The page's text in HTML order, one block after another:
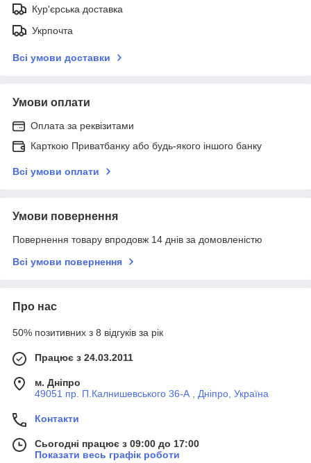
Кур'єрська доставка
Укрпочта
Всі умови доставки
Умови оплати
Оплата за реквізитами
Карткою Приватбанку або будь-якого іншого банку
Всі умови оплати
Умови повернення
Повернення товару впродовж 14 днів за домовленістю
Всі умови повернення
Про нас
50% позитивних з 8 відгуків за рік
Працює з 24.03.2011
м. Дніпро
49051 пр. П.Калнишевського 36-А , Дніпро, Україна
Контакти
Сьогодні працює з 09:00 до 17:00
Показати весь графік роботи